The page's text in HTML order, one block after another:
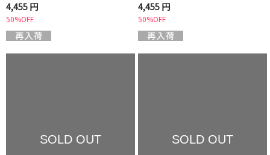
4,455 円
50%OFF
4,455 円
50%OFF
SOLD OUT SOLD OUT